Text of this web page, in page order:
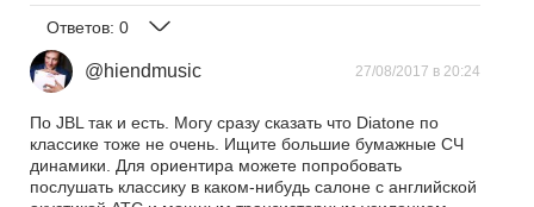
Ответов: 0
@hiendmusic 27/08/2017 в 20:24
По JBL так и есть. Могу сразу сказать что Diatone по
классике тоже не очень. Ищите большие бумажные СЧ
динамики. Для ориентира можете попробовать
послушать классику в каком-нибудь салоне с английской